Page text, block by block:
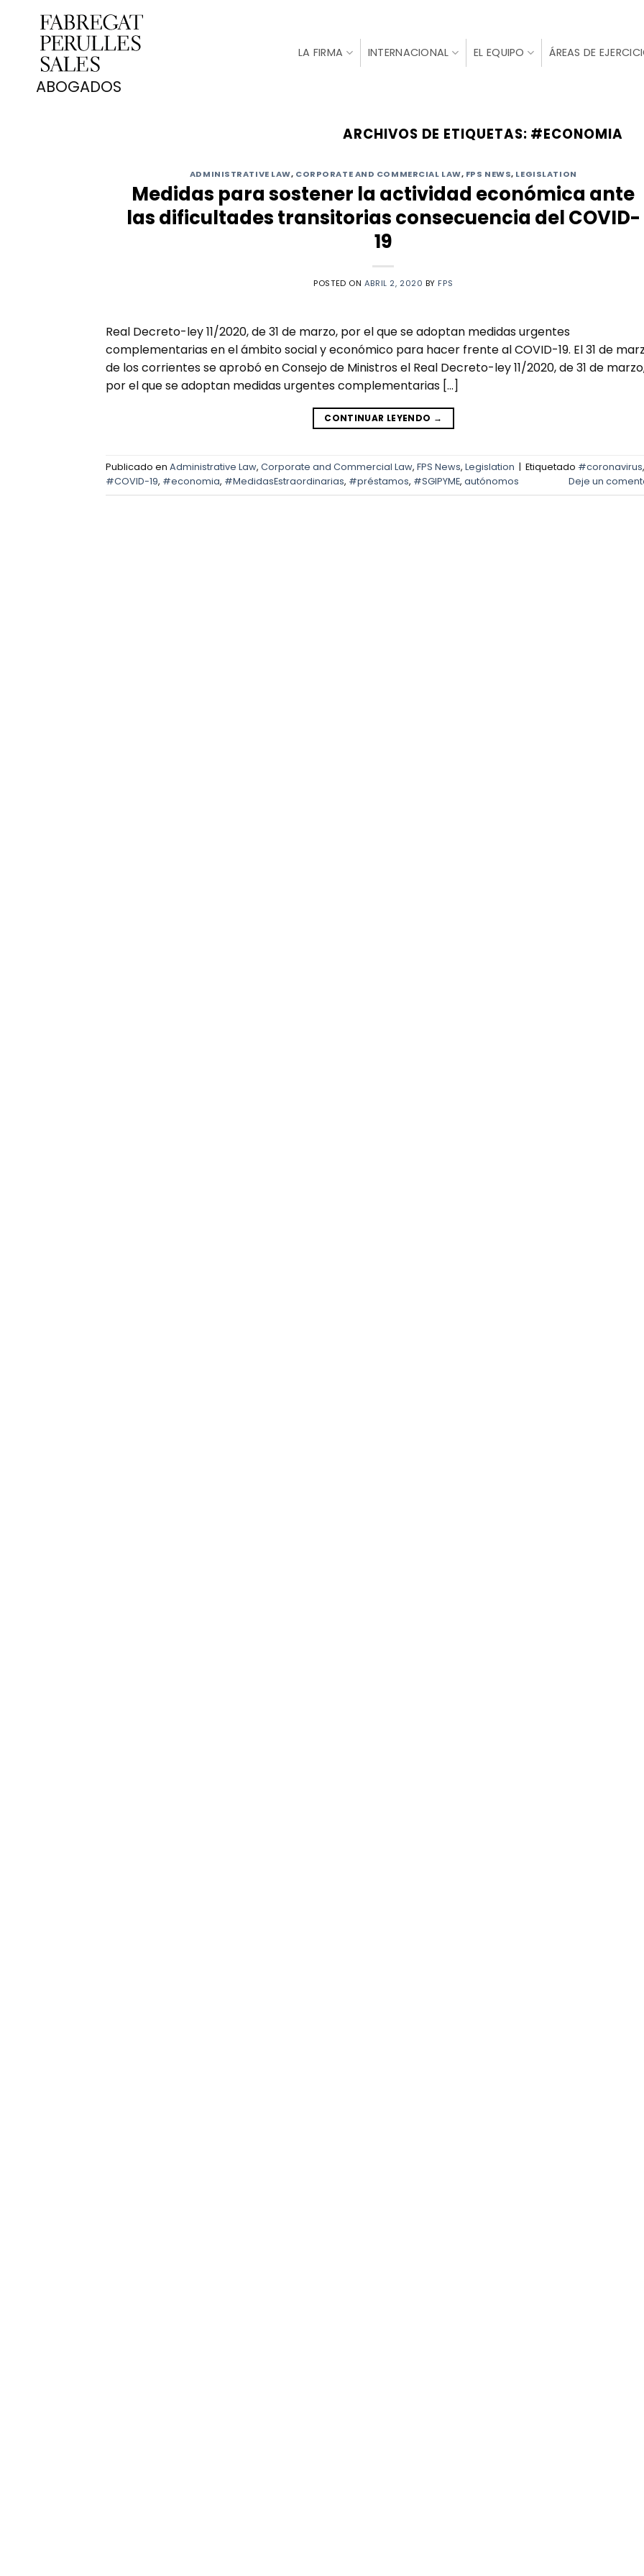
contenido
LA FIRMA INTERNACIONAL EL EQUIPO ÁREAS DE
ARCHIVOS DE ETIQUETAS: #ECONOMIA
ADMINISTRATIVE LAW, CORPORATE AND COMMERCIAL LAW, FPS NEWS, LEGISLATION
Medidas para sostener la actividad económica ante
las dificultades transitorias consecuencia del COVID-
19
POSTED ON ABRIL 2, 2020 BY FPS
Real Decreto-ley 11/2020, de 31 de marzo, por el que se adoptan medidas urgentes
complementarias en el ámbito social y económico para hacer frente al COVID-19. El 31 de
de los corrientes se aprobó en Consejo de Ministros el Real Decreto-ley 11/2020, de 31 de
por el que se adoptan medidas urgentes complementarias […]
CONTINUAR LEYENDO →
Publicado en Administrative Law, Corporate and Commercial Law, FPS News, Legislation | Etiquetado #coronavirus,
#COVID-19, #economia, #MedidasEstraordinarias, #préstamos, #SGIPYME, autónomos Deje un